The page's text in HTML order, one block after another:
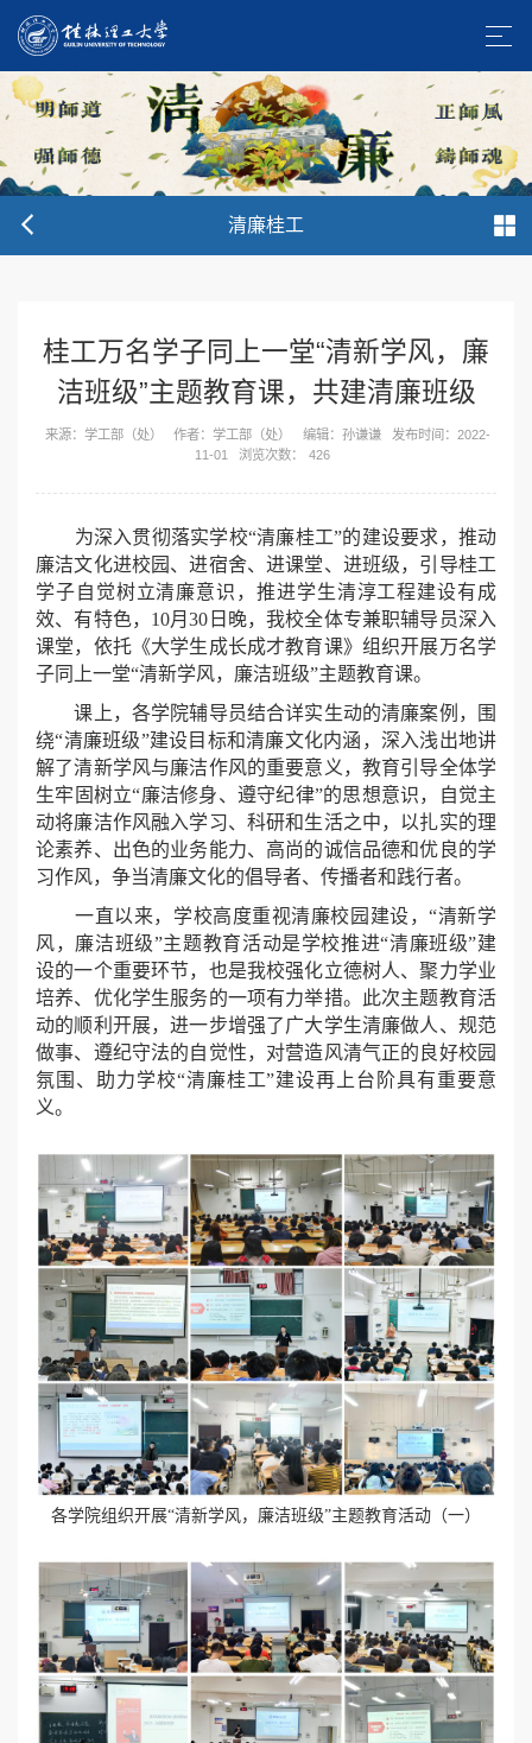
清廉桂工
桂工万名学子同上一堂“清新学风，廉
洁班级”主题教育课，共建清廉班级
来源：学工部（处） 作者：学工部（处） 编辑：孙谦谦
发布时间：2022-
11-01
浏览次数： 426
为深入贯彻落实学校“清廉桂工”的建设要求，推动
廉洁文化进校园、进宿舍、进课堂、进班级，引导桂工
学子自觉树立清廉意识，推进学生清淳工程建设有成
效、有特色，10月30日晚，我校全体专兼职辅导员深入
课堂，依托《大学生成长成才教育课》组织开展万名学
子同上一堂“清新学风，廉洁班级”主题教育课。
课上，各学院辅导员结合详实生动的清廉案例，围
绕“清廉班级”建设目标和清廉文化内涵，深入浅出地讲
解了清新学风与廉洁作风的重要意义，教育引导全体学
生牢固树立“廉洁修身、遵守纪律”的思想意识，自觉主
动将廉洁作风融入学习、科研和生活之中，以扎实的理
论素养、出色的业务能力、高尚的诚信品德和优良的学
习作风，争当清廉文化的倡导者、传播者和践行者。
一直以来，学校高度重视清廉校园建设，“清新学
风，廉洁班级”主题教育活动是学校推进“清廉班级”建
设的一个重要环节，也是我校强化立德树人、聚力学业
培养、优化学生服务的一项有力举措。此次主题教育活
动的顺利开展，进一步增强了广大学生清廉做人、规范
做事、遵纪守法的自觉性，对营造风清气正的良好校园
氛围、助力学校“清廉桂工”建设再上台阶具有重要意
义。
各学院组织开展“清新学风，廉洁班级”主题教育活动（一）